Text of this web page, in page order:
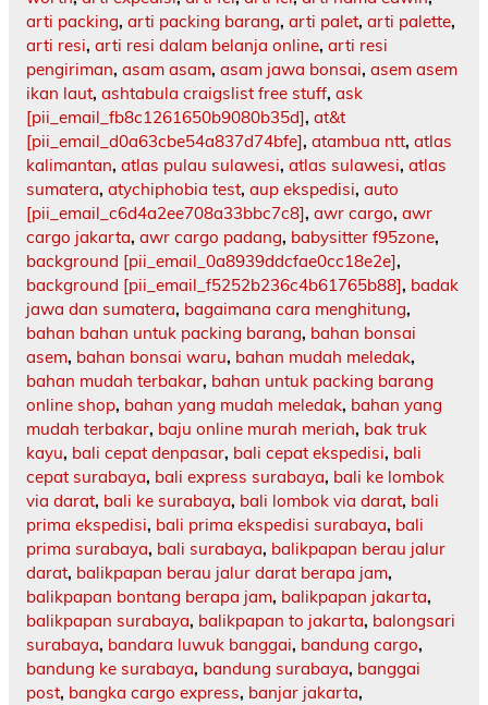
arti packing, arti packing barang, arti palet, arti palette,
arti resi, arti resi dalam belanja online, arti resi
pengiriman, asam asam, asam jawa bonsai, asem asem
ikan laut, ashtabula craigslist free stuff, ask
[pii_email_fb8c1261650b9080b35d], at&t
[pii_email_d0a63cbe54a837d74bfe], atambua ntt, atlas
kalimantan, atlas pulau sulawesi, atlas sulawesi, atlas
sumatera, atychiphobia test, aup ekspedisi, auto
[pii_email_c6d4a2ee708a33bbc7c8], awr cargo, awr
cargo jakarta, awr cargo padang, babysitter f95zone,
background [pii_email_0a8939ddcfae0cc18e2e],
background [pii_email_f5252b236c4b61765b88], badak
jawa dan sumatera, bagaimana cara menghitung,
bahan bahan untuk packing barang, bahan bonsai
asem, bahan bonsai waru, bahan mudah meledak,
bahan mudah terbakar, bahan untuk packing barang
online shop, bahan yang mudah meledak, bahan yang
mudah terbakar, baju online murah meriah, bak truk
kayu, bali cepat denpasar, bali cepat ekspedisi, bali
cepat surabaya, bali express surabaya, bali ke lombok
via darat, bali ke surabaya, bali lombok via darat, bali
prima ekspedisi, bali prima ekspedisi surabaya, bali
prima surabaya, bali surabaya, balikpapan berau jalur
darat, balikpapan berau jalur darat berapa jam,
balikpapan bontang berapa jam, balikpapan jakarta,
balikpapan surabaya, balikpapan to jakarta, balongsari
surabaya, bandara luwuk banggai, bandung cargo,
bandung ke surabaya, bandung surabaya, banggai
post, bangka cargo express, banjar jakarta,